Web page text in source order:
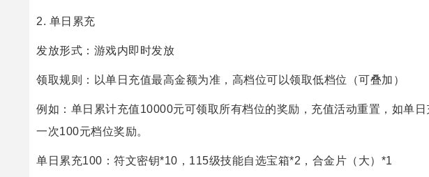
2. 单日累充
发放形式：游戏内即时发放
领取规则：以单日充值最高金额为准，高档位可以领取低档位（可叠加）
例如：单日累计充值10000元可领取所有档位的奖励，充值活动重置，如单
一次100元档位奖励。
单日累充100：符文密钥*10，115级技能自选宝箱*2，合金片（大）*1